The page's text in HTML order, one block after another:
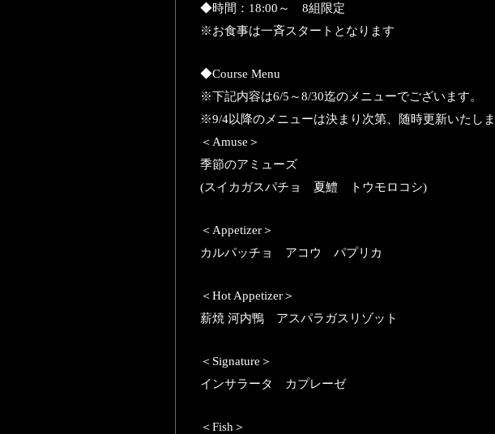
◆時間：18:00～ 8組限定
※お食事は一斉スタートとなります
◆Course Menu
※下記内容は6/5～8/30迄のメニューでございます。
※9/4以降のメニューは決まり次第、随時更新いたしま
＜Amuse＞
季節のアミューズ
(スイカガスパチョ 夏鱧 トウモロコシ)
＜Appetizer＞
カルパッチョ アコウ パプリカ
＜Hot Appetizer＞
薪焼 河内鴨 アスパラガスリゾット
＜ Signature ＞
インサラータ カプレーゼ
＜Fish＞